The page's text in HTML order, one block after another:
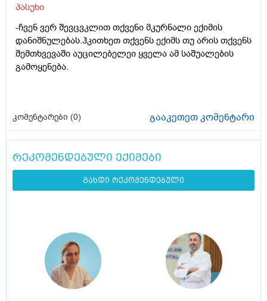
პასუხი
-ჩვენ ვერ შევცვკლით თქვენი მკურნალი ექიმის
დანიშნულებას.ჰკითხეთ თქვენს ექიმს თუ არის თქვენს
შემთხვევაში აუცილებელეი ყველა ამ საშუალების
გამოყენება.
კომენტარები (0) გააკეთეთ კომენტარი
რეკომენდებული ექიმები
გახდი რეკომენდებული